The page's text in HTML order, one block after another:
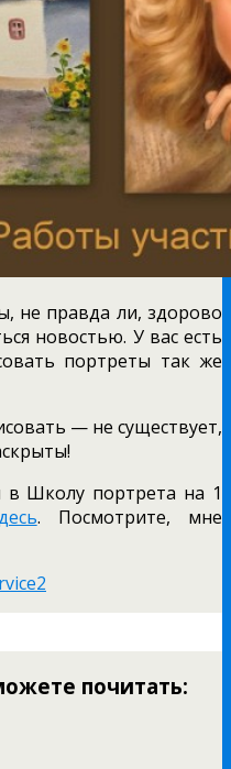
не правда ли, здорово
новостью. У вас есть
портреты так же
— не существует,
в Школу портрета на 1
. Посмотрите, мне
почитать: